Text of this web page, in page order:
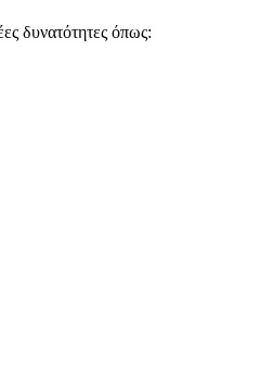
δυνατότητες όπως: